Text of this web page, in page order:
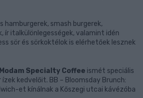
hamburgerek, smash burgerek,
ír italkülönlegességek, valamint idén
sör és sörkoktélok is elérhetőek lesznek
Modam Specialty Coffee ismét speciális
kedvelőit. BB – Bloomsday Brunch:
et kínálnak a Kőszegi utcai kávézóba